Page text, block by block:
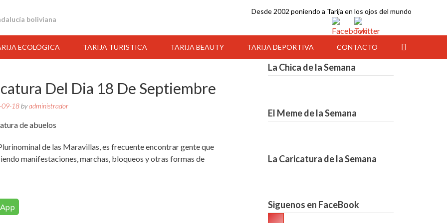
boliviana
Desde 2002 poniendo a Tarija en los ojos del mundo
ECOLÓGICA TARIJA TURISTICA TARIJA BEAUTY TARIJA DEPORTIVA CONTACTO
Del Dia 18 De Septiembre
09-18byadministrador
de las Maravillas, es frecuente encontrar gente que
manifestaciones, marchas, bloqueos y otras formas de
La Chica de la Semana
El Meme de la Semana
La Caricatura de la Semana
Siguenos en FaceBook